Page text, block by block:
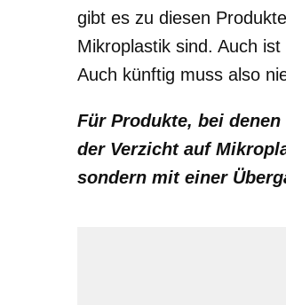
gibt es zu diesen
Mikroplastik sind. Auch
Auch künftig muss also
Für Produkte, bei
der Verzicht auf
sondern mit einer